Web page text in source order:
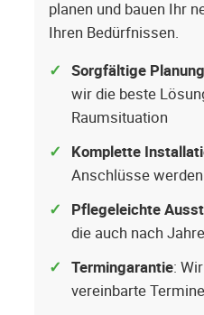
planen und bauen Ihr
Ihren Bedürfnissen.
Sorgfältige Planung
wir die beste
Raumsituation
Komplette
Anschlüsse
Pflegeleichte
die auch nach
Termingarantie:
vereinbarte